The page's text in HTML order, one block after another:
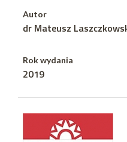
Autor
dr Mateusz
Rok wydania
2019